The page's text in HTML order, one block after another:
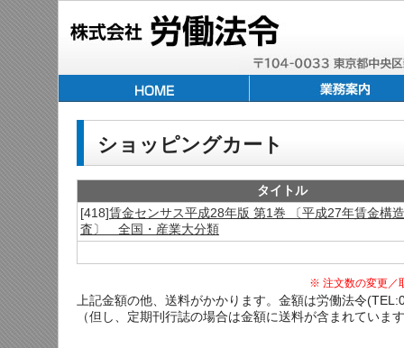
ショッピングカート
タイトル
[418]賃金センサス平成28年版 第1巻 〔平成27年賃金構
査〕 全国・産業大分類
※ 注文数の変更／
上記金額の他、送料がかかります。金額は労働法令
（但し、定期刊行誌の場合は金額に送料が含まれていま